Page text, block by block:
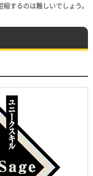
するのは難しいでしょう。